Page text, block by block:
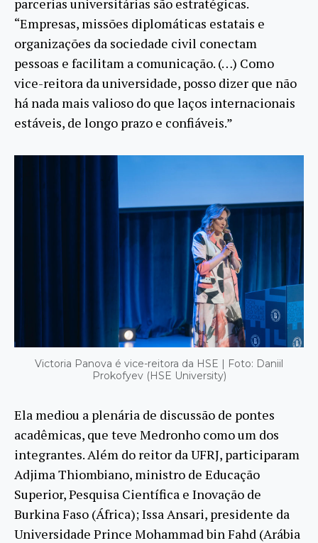
“Empresas, missões diplomáticas estatais e
organizações da sociedade civil conectam
pessoas e facilitam a comunicação. (…) Como
vice-reitora da universidade, posso dizer que não
há nada mais valioso do que laços internacionais
estáveis, de longo prazo e confiáveis.”
Victoria Panova é vice-reitora da HSE | Foto: Daniil
Prokofyev (HSE University)
Ela mediou a plenária de discussão de pontes
acadêmicas, que teve Medronho como um dos
integrantes. Além do reitor da UFRJ, participaram
Adjima Thiombiano, ministro de Educação
Superior, Pesquisa Científica e Inovação de
Burkina Faso (África); Issa Ansari, presidente da
Universidade Prince Mohammad bin Fahd (Arábia